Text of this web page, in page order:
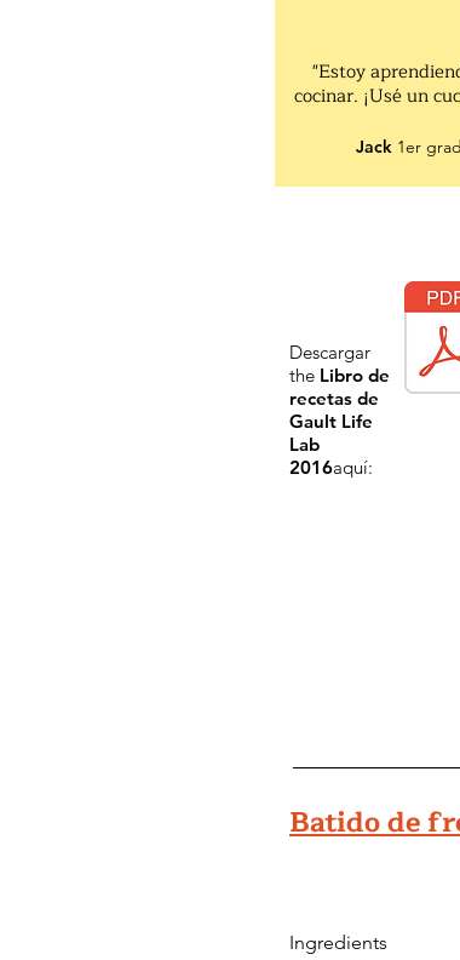
"Estoy
cocinar. ¡Usé un
Jack 1er
Descargar
the Libro de
recetas de
Gault Life
Lab
2016aquí:
Batido de
Ingredients